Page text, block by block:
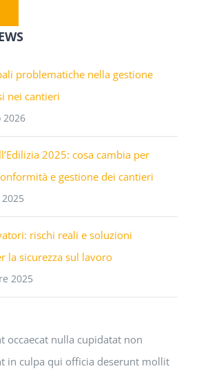
problematiche nella gestione
nei cantieri
2026
2025: cosa cambia per
e gestione dei cantieri
rischi reali e soluzioni
la sicurezza sul lavoro
2025
occaecat nulla cupidatat non
in culpa qui officia deserunt mollit